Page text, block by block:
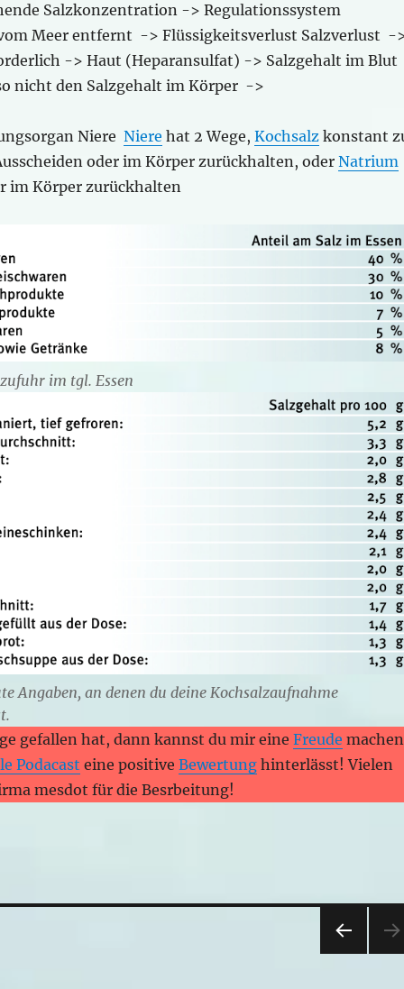
Salzkonzentration -> Regulationssystem
Meer entfernt -> Flüssigkeitsverlust Salzverlust -
-> Haut (Heparansulfat) -> Salzgehalt im Blut
nicht den Salzgehalt im Körper ->
Niere Niere hat 2 Wege, Kochsalzkonstant
oder im Körper zurückhalten, oder Natrium
im Körper zurückhalten
im tgl. Essen
Angaben, an denen du deine Kochsalzaufnahme
gefallen hat, dann kannst du mir eine Freude
Podacast eine positive Bewertunghinterlässt! Vielen
mesdot für die Besrbeitung!